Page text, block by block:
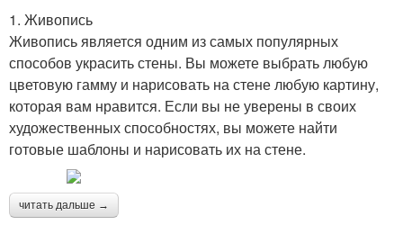
1. Живопись
Живопись является одним из самых популярных
способов украсить стены. Вы можете выбрать любую
цветовую гамму и нарисовать на стене любую картину,
которая вам нравится. Если вы не уверены в своих
художественных способностях, вы можете найти
готовые шаблоны и нарисовать их на стене.
читать дальше →